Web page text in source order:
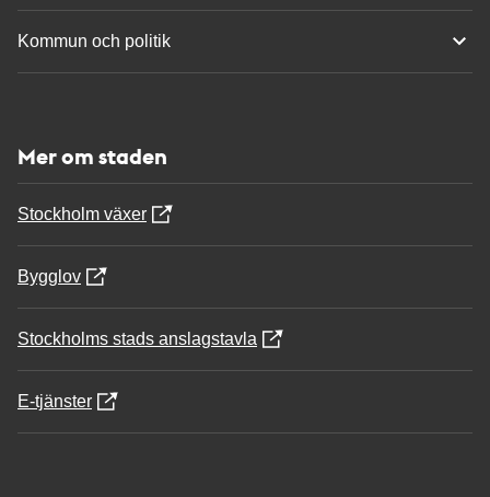
Kommun och politik
Mer om staden
Stockholm växer
Bygglov
Stockholms stads anslagstavla
E-tjänster